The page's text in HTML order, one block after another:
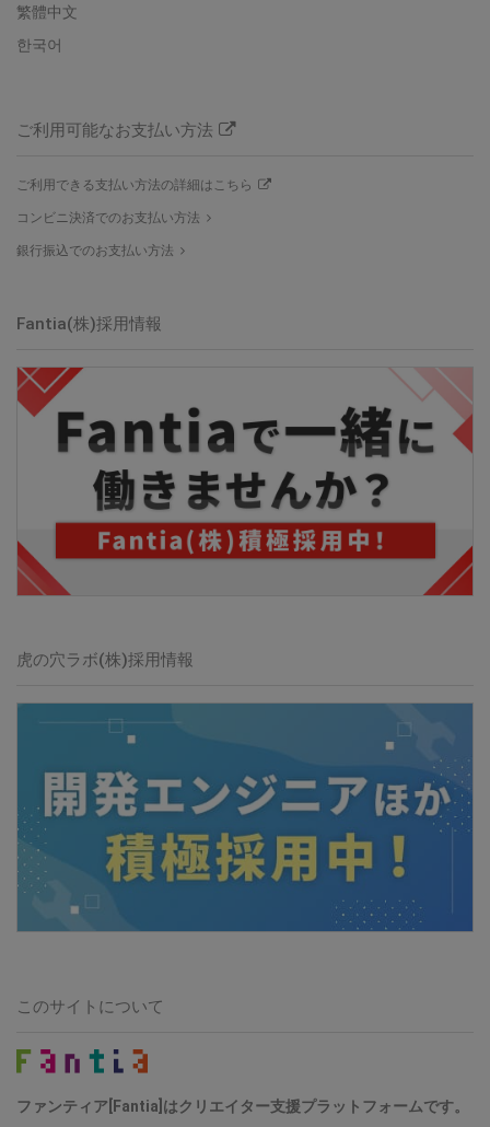
繁體中文
한국어
ご利用可能なお支払い方法
ご利用できる支払い方法の詳細はこちら
コンビニ決済でのお支払い方法
銀行振込でのお支払い方法
Fantia(株)採用情報
虎の穴ラボ(株)採用情報
このサイトについて
ファンティア[Fantia]はクリエイター支援プラットフォームです。